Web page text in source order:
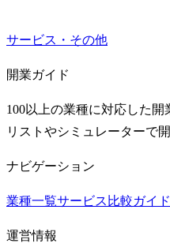
サービス・その他
開業ガイド
100以上の業種に対応した
リストやシミュレーターで
ナビゲーション
業種一覧サービス比較ガイド
運営情報